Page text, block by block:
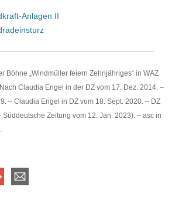
Anlagen II
Böhne „Windmüller feiern Zehnjähriges“ in WAZ
Claudia Engel in der DZ vom 17. Dez. 2014. –
– Claudia Engel in DZ vom 18. Sept. 2020. – DZ
Süddeutsche Zeitung vom 12. Jan. 2023). – asc in